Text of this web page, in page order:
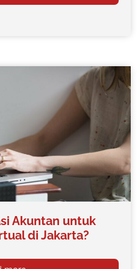
Akuntan untuk
di Jakarta?